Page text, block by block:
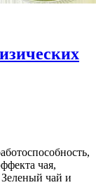
чая,
чай и